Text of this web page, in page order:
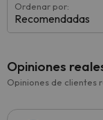
Ordenar por:
Recomendadas
Opiniones
Opiniones de clientes